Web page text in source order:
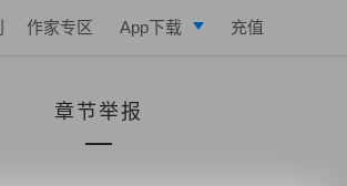
作家专区 App下载
写作助手
充值
章节举报